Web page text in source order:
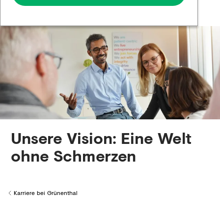
Medien
Unsere Vision: Eine Welt
ohne Schmerzen
Back to
Karriere bei Grünenthal